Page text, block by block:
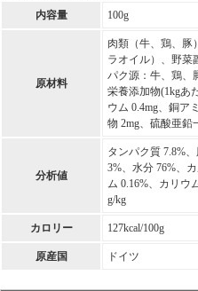
内容量
100g
原材料
肉類（牛、鶏、豚
ラオイル）、野
パク源：牛、鶏、
栄養添加物(1kgあ
ウム 0.4mg、銅ア
物 2mg、硫酸亜鉛
分析値
タンパク質 7.8%
3%、水分 76%、
ム 0.16%、カリウ
g/kg
カロリー 127kcal/100g
原産国 ドイツ